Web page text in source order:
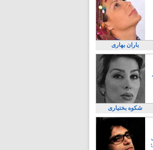
باران بهاری
شکوه بختیاری